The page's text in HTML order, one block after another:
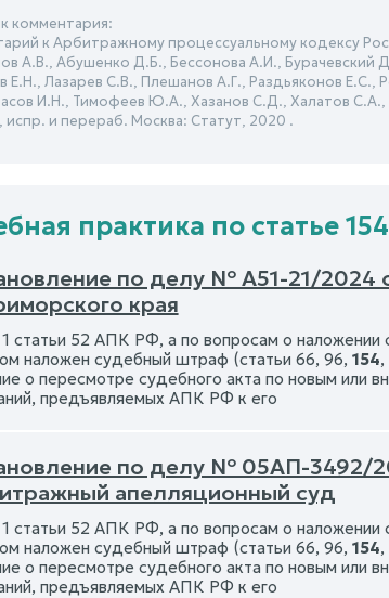
комментария:
к Арбитражному процессуальному кодексу
А.В., Абушенко Д.Б., Бессонова А.И., Бурачевский
Е.Н., Лазарев С.В., Плешанов А.Г., Раздьяконов
И.Н., Тимофеев Ю.А., Хазанов С.Д., Халатов
испр. и перераб. Москва: Статут, 2020 .
практика по статье
по делу № А51-21/2024
края
статьи 52 АПК РФ, а по вопросам о
наложен судебный штраф (статьи 66, 96, 154
о пересмотре судебного акта по новым или
предъявляемых АПК РФ к его
по делу № 05АП-3492/
апелляционный суд
статьи 52 АПК РФ, а по вопросам о
наложен судебный штраф (статьи 66, 96, 154
о пересмотре судебного акта по новым или
предъявляемых АПК РФ к его